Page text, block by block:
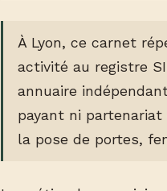
À Lyon, ce carnet
activité au registre
annuaire
payant ni
la pose de portes,